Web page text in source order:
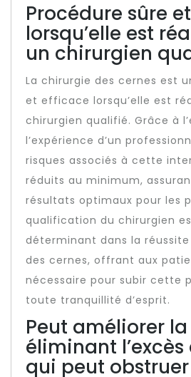
Procédure sûre
lorsqu’elle est
un chirurgien
La chirurgie des cernes est
et efficace lorsqu’elle est
chirurgien qualifié. Grâce à
l’expérience d’un
risques associés à cette
réduits au minimum,
résultats optimaux pour les
qualification du chirurgien
déterminant dans la
des cernes, offrant aux
nécessaire pour subir cette
toute tranquillité d’esprit.
Peut améliorer
éliminant
qui peut